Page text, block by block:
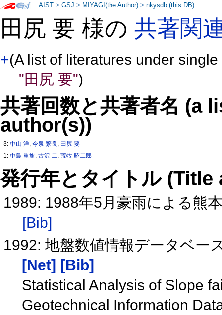
田尻 要 様の共著関
+(A list of literatures under
"田尻 要")
共著回数と共著者名 (a
author(s))
3:中山 洋,今泉 繁良 , 田尻 要
1:中島 重旗,古沢 二,荒牧 昭二郎
発行年とタイトル
1989: 1988年5月豪雨による熊
[Bib]
1992: 地盤数値情報データベー
[Net] [Bib]
Statistical Analysis of Slope
Geotechnical Information
AIST >GSJ > MIYAGI(the Author) >nkysdb (this DB)